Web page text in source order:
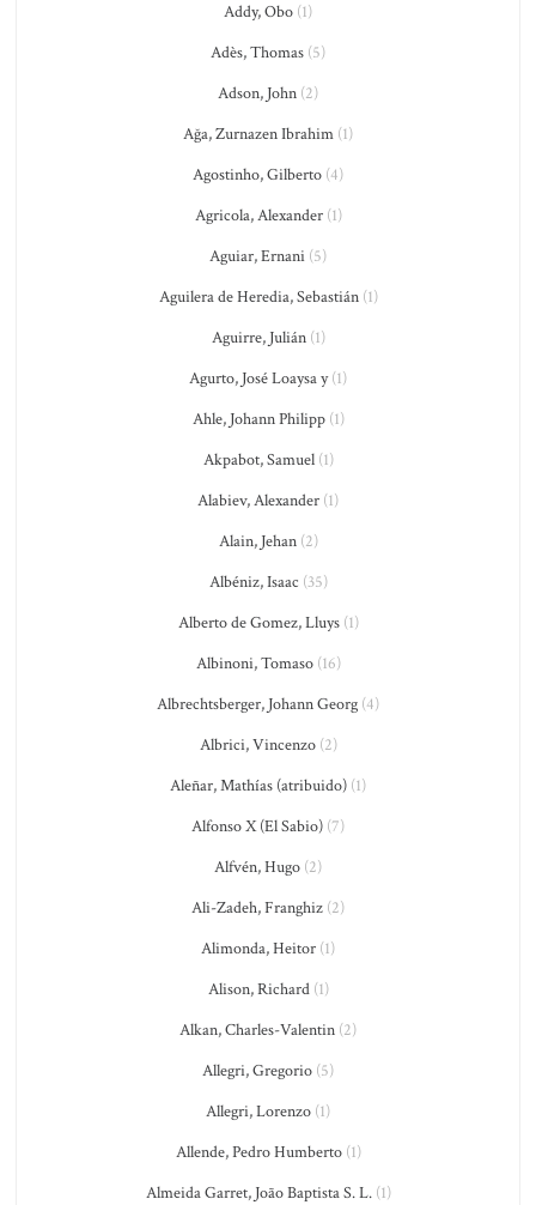
Addy, Obo (1)
Adès, Thomas (5)
Adson, John (2)
Ağa, Zurnazen Ibrahim (1)
Agostinho, Gilberto (4)
Agricola, Alexander(1)
Aguiar, Ernani (5)
Aguilera de Heredia, Sebastián(1)
Aguirre, Julián(1)
Agurto, José Loaysa y(1)
Ahle, Johann Philipp(1)
Akpabot, Samuel(1)
Alabiev, Alexander (1)
Alain, Jehan(2)
Albéniz, Isaac (35)
Alberto de Gomez, Lluys(1)
Albinoni, Tomaso(16)
Albrechtsberger, Johann Georg (4)
Albrici, Vincenzo(2)
Aleñar, Mathías (atribuido) (1)
Alfonso X (El Sabio) (7)
Alfvén, Hugo (2)
Ali-Zadeh, Franghiz (2)
Alimonda, Heitor (1)
Alison, Richard(1)
Alkan, Charles-Valentin (2)
Allegri, Gregorio (5)
Allegri, Lorenzo (1)
Allende, Pedro Humberto(1)
Almeida Garret, João Baptista S. L.(1)